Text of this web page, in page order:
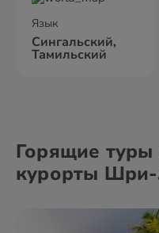
Язык
Сингальский,
Тамильский
Горящие
курорты